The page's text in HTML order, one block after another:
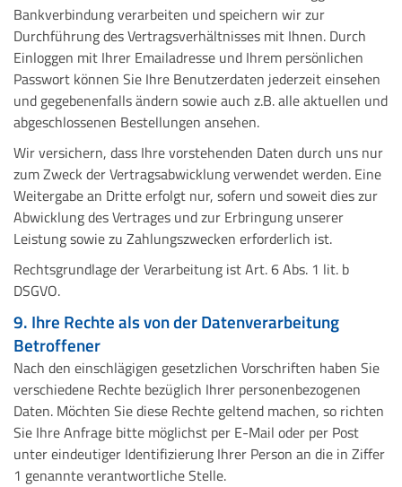
Bankverbindung verarbeiten und speichern wir zur
Durchführung des Vertragsverhältnisses mit Ihnen. Durch
Einloggen mit Ihrer Emailadresse und Ihrem persönlichen
Passwort können Sie Ihre Benutzerdaten jederzeit einsehen
und gegebenenfalls ändern sowie auch z.B. alle aktuellen und
abgeschlossenen Bestellungen ansehen.
Wir versichern, dass Ihre vorstehenden Daten durch uns nur
zum Zweck der Vertragsabwicklung verwendet werden. Eine
Weitergabe an Dritte erfolgt nur, sofern und soweit dies zur
Abwicklung des Vertrages und zur Erbringung unserer
Leistung sowie zu Zahlungszwecken erforderlich ist.
Rechtsgrundlage der Verarbeitung ist Art. 6 Abs. 1 lit. b
DSGVO.
9. Ihre Rechte als von der Datenverarbeitung
Betroffener
Nach den einschlägigen gesetzlichen Vorschriften haben Sie
verschiedene Rechte bezüglich Ihrer personenbezogenen
Daten. Möchten Sie diese Rechte geltend machen, so richten
Sie Ihre Anfrage bitte möglichst per E-Mail oder per Post
unter eindeutiger Identifizierung Ihrer Person an die in Ziffer
1 genannte verantwortliche Stelle.